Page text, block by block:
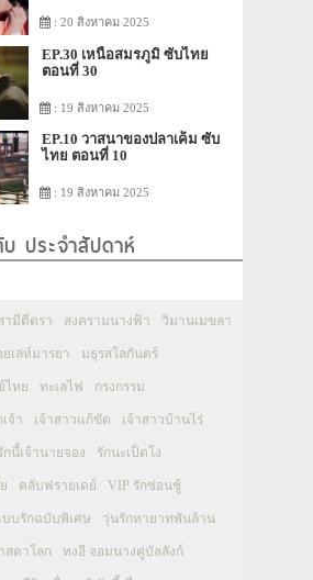
: 20 สิงหาคม 2025
EP.30 เหนือสมรภูมิ ซับไทย
ตอนที่ 30
: 19 สิงหาคม 2025
EP.10 วาสนาของปลาเค็ม ซับ
ไทย ตอนที่ 10
: 19 สิงหาคม 2025
ประจำสัปดาห์
ามีตีตรา สงครามนางฟ้า วิมานเมขลา
ยเล่ห์มารยา มธุรสโลกันตร์
ไทย ทะเลไฟ กรงกรรม
จ้า เจ้าสาวแก้ขัด เจ้าสาวบ้านไร่
กนี้เจ้านายจอง รักนะเป็ดโง่
คลับฟรายเดย์ VIP รักซ่อนชู้
บบรักฉบับพิเศษ วุ่นรักทายาทพันล้าน
สดาโลก ทงอี จอมนางคู่บัลลังก์